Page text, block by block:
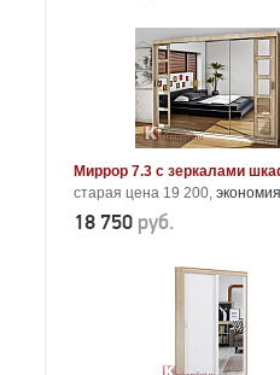
Миррор 7.3 с зеркалами
старая цена 19 200,
18 750 руб.